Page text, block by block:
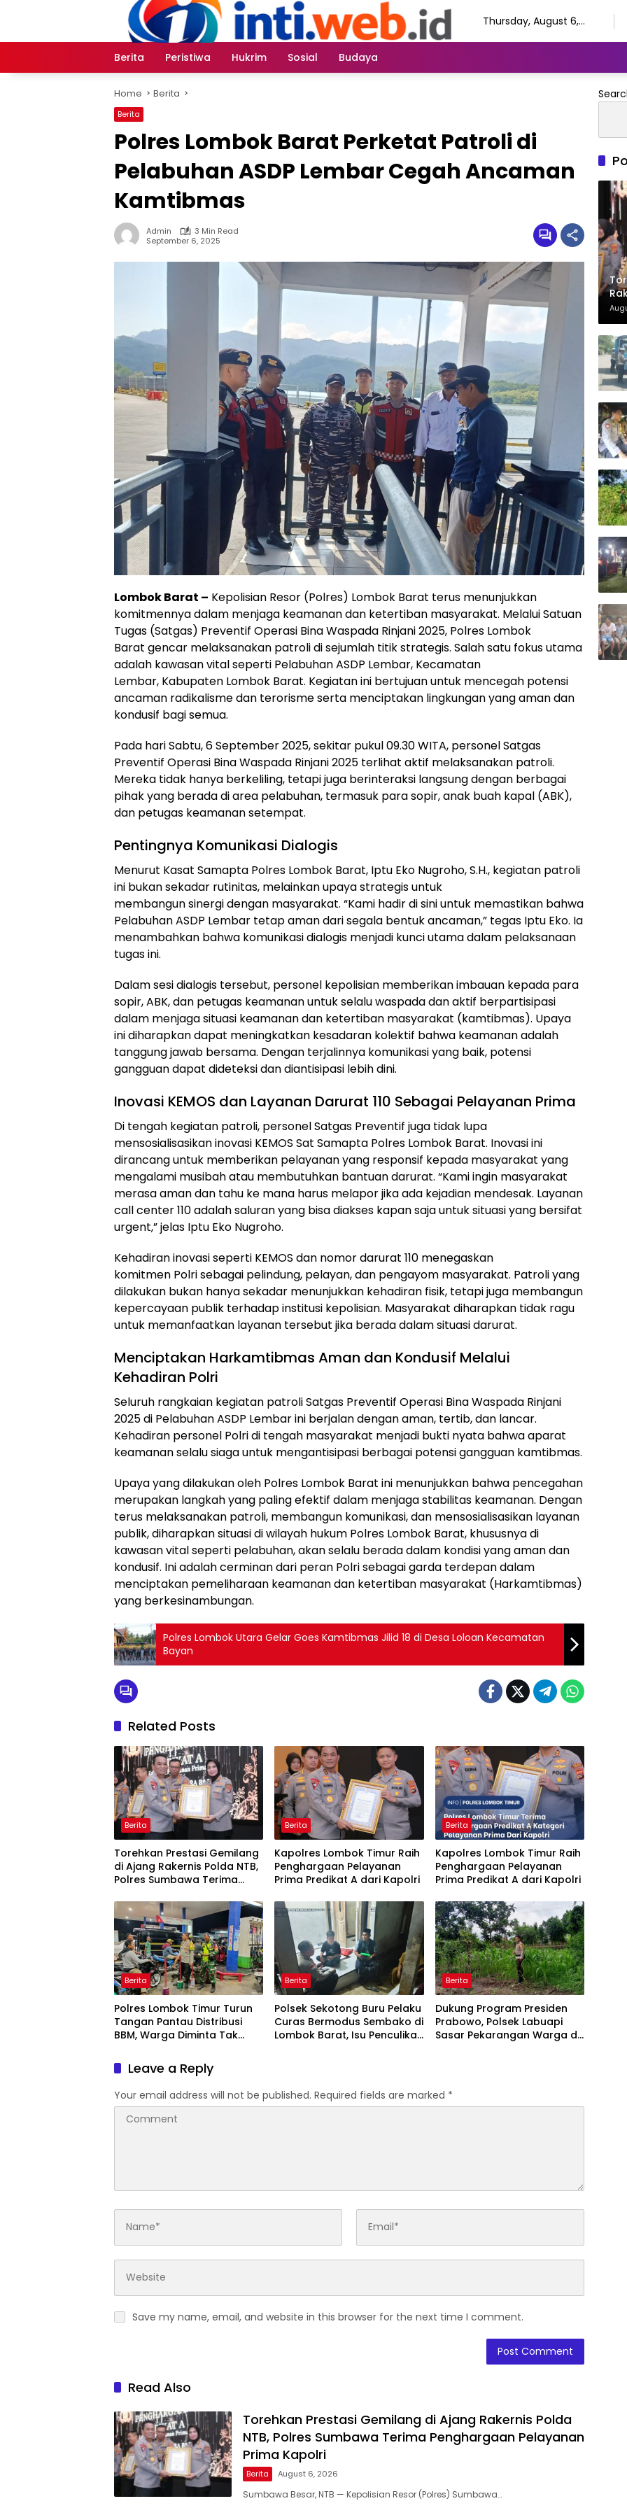
Thursday, August 6,
Berita
Peristiwa Hukrim Sosial Budaya
Home Berita
Berita
Polres Lombok Barat Perketat Patroli di
Pelabuhan ASDP Lembar Cegah Ancaman
Kamtibmas
Admin
3 Min Read
September 6, 2025
Lombok Barat – Kepolisian Resor (Polres) Lombok Barat terus menunjukkan
komitmennya dalam menjaga keamanan dan ketertiban masyarakat. Melalui Satuan
Tugas (Satgas) Preventif Operasi Bina Waspada Rinjani 2025, Polres Lombok
Barat gencar melaksanakan patroli di sejumlah titik strategis. Salah satu fokus utama
adalah kawasan vital seperti Pelabuhan ASDP Lembar, Kecamatan
Lembar, Kabupaten Lombok Barat. Kegiatan ini bertujuan untuk mencegah potensi
ancaman radikalisme dan terorisme serta menciptakan lingkungan yang aman dan
kondusif bagi semua.
Pada hari Sabtu, 6 September 2025, sekitar pukul 09.30 WITA, personel Satgas
Preventif Operasi Bina Waspada Rinjani 2025 terlihat aktif melaksanakan patroli.
Mereka tidak hanya berkeliling, tetapi juga berinteraksi langsung dengan berbagai
pihak yang berada di area pelabuhan, termasuk para sopir, anak buah kapal (ABK),
dan petugas keamanan setempat.
Pentingnya Komunikasi Dialogis
Menurut Kasat Samapta Polres Lombok Barat, Iptu Eko Nugroho, S.H., kegiatan patroli
ini bukan sekadar rutinitas, melainkan upaya strategis untuk
membangun sinergi dengan masyarakat. “Kami hadir di sini untuk memastikan bahwa
Pelabuhan ASDP Lembar tetap aman dari segala bentuk ancaman,” tegas Iptu Eko. Ia
menambahkan bahwa komunikasi dialogis menjadi kunci utama dalam pelaksanaan
tugas ini.
Dalam sesi dialogis tersebut, personel kepolisian memberikan imbauan kepada para
sopir, ABK, dan petugas keamanan untuk selalu waspada dan aktif berpartisipasi
dalam menjaga situasi keamanan dan ketertiban masyarakat (kamtibmas). Upaya
ini diharapkan dapat meningkatkan kesadaran kolektif bahwa keamanan adalah
tanggung jawab bersama. Dengan terjalinnya komunikasi yang baik, potensi
gangguan dapat dideteksi dan diantisipasi lebih dini.
Inovasi KEMOS dan Layanan Darurat 110 Sebagai Pelayanan Prima
Di tengah kegiatan patroli, personel Satgas Preventif juga tidak lupa
mensosialisasikan inovasi KEMOS Sat Samapta Polres Lombok Barat. Inovasi ini
dirancang untuk memberikan pelayanan yang responsif kepada masyarakat yang
mengalami musibah atau membutuhkan bantuan darurat. “Kami ingin masyarakat
merasa aman dan tahu ke mana harus melapor jika ada kejadian mendesak. Layanan
call center 110 adalah saluran yang bisa diakses kapan saja untuk situasi yang bersifat
urgent,” jelas Iptu Eko Nugroho.
Kehadiran inovasi seperti KEMOS dan nomor darurat 110 menegaskan
komitmen Polri sebagai pelindung, pelayan, dan pengayom masyarakat. Patroli yang
dilakukan bukan hanya sekadar menunjukkan kehadiran fisik, tetapi juga membangun
kepercayaan publik terhadap institusi kepolisian. Masyarakat diharapkan tidak ragu
untuk memanfaatkan layanan tersebut jika berada dalam situasi darurat.
Menciptakan Harkamtibmas Aman dan Kondusif Melalui
Kehadiran Polri
Seluruh rangkaian kegiatan patroli Satgas Preventif Operasi Bina Waspada Rinjani
2025 di Pelabuhan ASDP Lembar ini berjalan dengan aman, tertib, dan lancar.
Kehadiran personel Polri di tengah masyarakat menjadi bukti nyata bahwa aparat
keamanan selalu siaga untuk mengantisipasi berbagai potensi gangguan kamtibmas.
Upaya yang dilakukan oleh Polres Lombok Barat ini menunjukkan bahwa pencegahan
merupakan langkah yang paling efektif dalam menjaga stabilitas keamanan. Dengan
terus melaksanakan patroli, membangun komunikasi, dan mensosialisasikan layanan
publik, diharapkan situasi di wilayah hukum Polres Lombok Barat, khususnya di
kawasan vital seperti pelabuhan, akan selalu berada dalam kondisi yang aman dan
kondusif. Ini adalah cerminan dari peran Polri sebagai garda terdepan dalam
menciptakan pemeliharaan keamanan dan ketertiban masyarakat (Harkamtibmas)
yang berkesinambungan.
Polres Lombok Utara Gelar Goes Kamtibmas Jilid 18 di Desa Loloan Kecamatan
Bayan
Related Posts
Berita
Torehkan Prestasi Gemilang
di Ajang Rakernis Polda NTB,
Polres Sumbawa Terima
Prima Kapolri
Berita
Kapolres Lombok Timur Raih
Penghargaan Pelayanan
Prima Predikat A dari Kapolri
Berita
Kapolres Lombok Timur Raih
Penghargaan Pelayanan
Prima Predikat A dari Kapolri
Berita
Polres Lombok Timur Turun
Tangan Pantau Distribusi
BBM, Warga Diminta Tak
Berita
Polsek Sekotong Buru Pelaku
Curas Bermodus Sembako di
Lombok Barat, Isu Penculikan
Berita
Dukung Program Presiden
Prabowo, Polsek Labuapi
Sasar Pekarangan Warga di
Leave a Reply
Your email address will not be published. Required fields are marked *
Save my name, email, and website in this browser for the next time I comment.
Read Also
Torehkan Prestasi Gemilang di Ajang Rakernis Polda
NTB, Polres Sumbawa Terima Penghargaan Pelayanan
Prima Kapolri
Berita August 6, 2026
Sumbawa Besar, NTB — Kepolisian Resor (Polres) Sumbawa…